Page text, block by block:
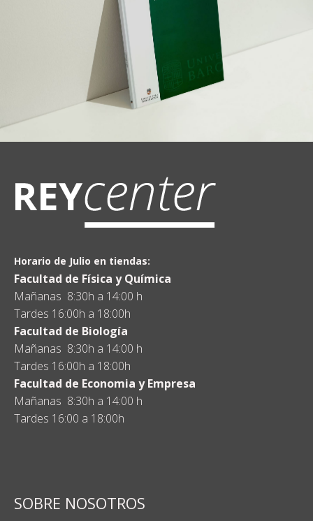
Horario de Julio en tiendas:
Facultad de Física y Química
Mañanas 8:30h a 14:00 h
Tardes 16:00h a 18:00h
Facultad de Biología
Mañanas 8:30h a 14:00 h
Tardes 16:00h a 18:00h
Facultad de Economia y Empresa
Mañanas 8:30h a 14:00 h
Tardes 16:00 a 18:00h
SOBRE NOSOTROS